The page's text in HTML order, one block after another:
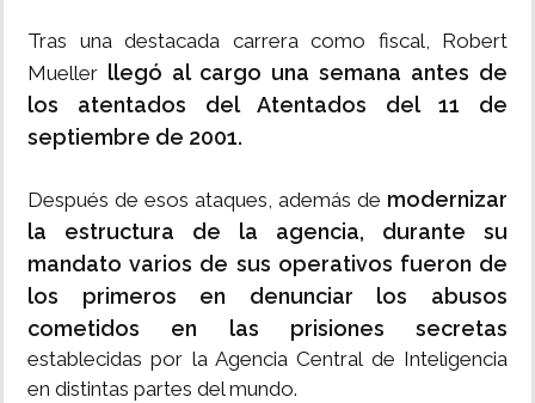
Tras una destacada carrera como fiscal, Robert
Mueller llegó al cargo una semana antes de
los atentados del Atentados del 11 de
septiembre de 2001.
Después de esos ataques, además de modernizar
la estructura de la agencia, durante su
mandato varios de sus operativos fueron de
los primeros en denunciar los abusos
cometidos en las prisiones secretas
establecidas por la Agencia Central de Inteligencia
en distintas partes del mundo.